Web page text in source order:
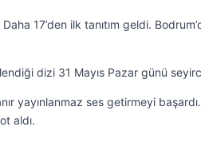
17’den ilk tanıtım geldi.
dizi 31 Mayıs Pazar günü
yayınlanmaz ses getirmeyi
aldı.